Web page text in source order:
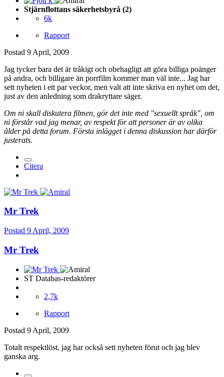
Stjärnflottans säkerhetsbyrå (2)
6k
Rapport
Postad 9 April, 2009
Jag tycker bara det är tråkigt och obehagligt att göra billiga poänger
på andra, och billigare än porrfilm kommer man väl inte... Jag har
sett nyheten i ett par veckor, men valt att inte skriva en nyhet om det,
just av den anledning som drakryttare säger.
Om ni skall diskutera filmen, gör det inte med "sexuellt språk", om
ni förstår vad jag menar, av respekt för att personer är av olika
ålder på detta forum. Första inlägget i denna diskussion har därför
justerats.
Citera
Mr Trek
Postad 9 April, 2009
Mr Trek
ST Databas-redaktörer
2,7k
Rapport
Postad 9 April, 2009
Totalt respektlöst, jag har också sett nyheten förut och jag blev
ganska arg.